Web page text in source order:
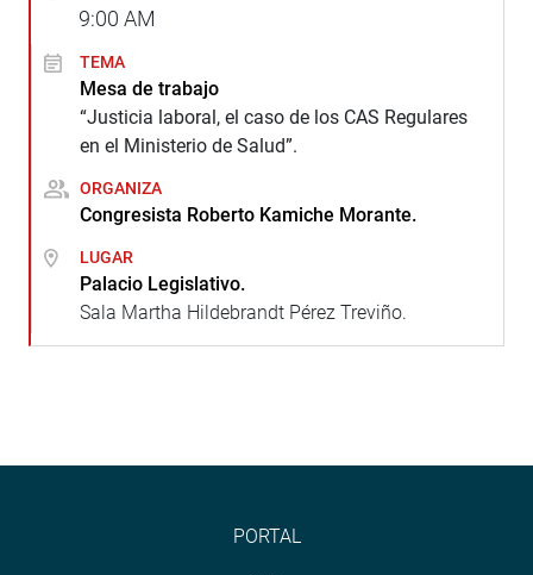
9:00 AM
TEMA
Mesa de trabajo
“Justicia laboral, el caso de los CAS Regulares
en el Ministerio de Salud”.
ORGANIZA
Congresista Roberto Kamiche Morante.
LUGAR
Palacio Legislativo.
Sala Martha Hildebrandt Pérez Treviño.
PORTAL